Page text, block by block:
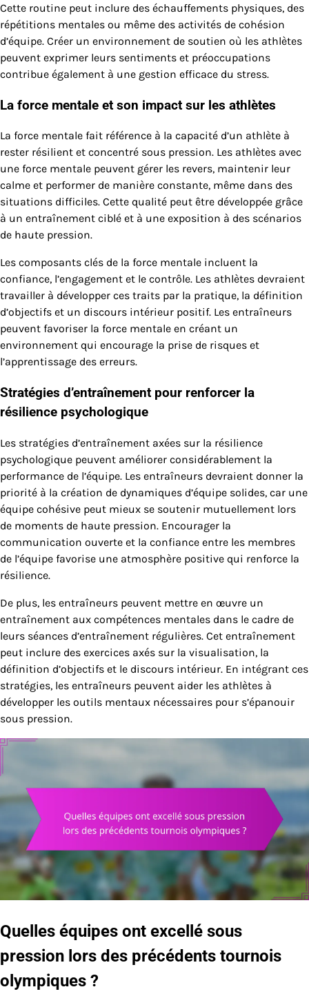
Cette routine peut inclure des échauffements physiques, des
répétitions mentales ou même des activités de cohésion
d’équipe. Créer un environnement de soutien où les athlètes
peuvent exprimer leurs sentiments et préoccupations
contribue également à une gestion efficace du stress.
La force mentale et son impact sur les athlètes
La force mentale fait référence à la capacité d’un athlète à
rester résilient et concentré sous pression. Les athlètes avec
une force mentale peuvent gérer les revers, maintenir leur
calme et performer de manière constante, même dans des
situations difficiles. Cette qualité peut être développée grâce
à un entraînement ciblé et à une exposition à des scénarios
de haute pression.
Les composants clés de la force mentale incluent la
confiance, l’engagement et le contrôle. Les athlètes devraient
travailler à développer ces traits par la pratique, la définition
d’objectifs et un discours intérieur positif. Les entraîneurs
peuvent favoriser la force mentale en créant un
environnement qui encourage la prise de risques et
l’apprentissage des erreurs.
Stratégies d’entraînement pour renforcer la
résilience psychologique
Les stratégies d’entraînement axées sur la résilience
psychologique peuvent améliorer considérablement la
performance de l’équipe. Les entraîneurs devraient donner la
priorité à la création de dynamiques d’équipe solides, car une
équipe cohésive peut mieux se soutenir mutuellement lors
de moments de haute pression. Encourager la
communication ouverte et la confiance entre les membres
de l’équipe favorise une atmosphère positive qui renforce la
résilience.
De plus, les entraîneurs peuvent mettre en œuvre un
entraînement aux compétences mentales dans le cadre de
leurs séances d’entraînement régulières. Cet entraînement
peut inclure des exercices axés sur la visualisation, la
définition d’objectifs et le discours intérieur. En intégrant ces
stratégies, les entraîneurs peuvent aider les athlètes à
développer les outils mentaux nécessaires pour s’épanouir
sous pression.
Quelles équipes ont excellé sous
pression lors des précédents tournois
olympiques ?